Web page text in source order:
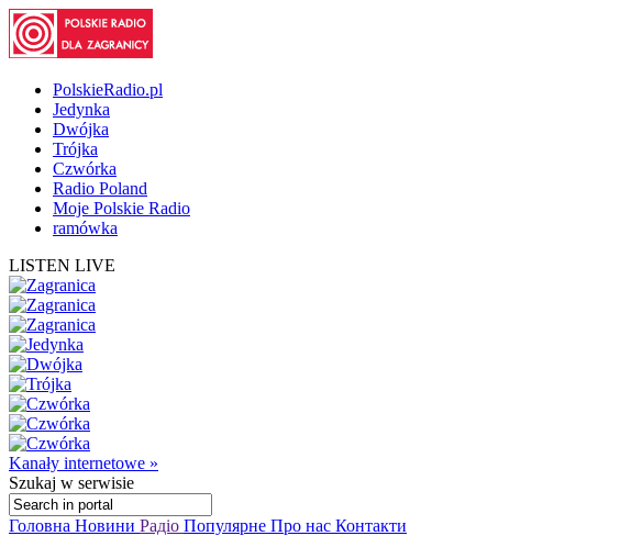
PolskieRadio.pl
Jedynka
Dwójka
Trójka
Czwórka
Radio Poland
Moje Polskie Radio
ramówka
LISTEN LIVE
Kanały internetowe »
Szukaj w serwisie
Головна Новини Радіо Популярне Про нас Контакти